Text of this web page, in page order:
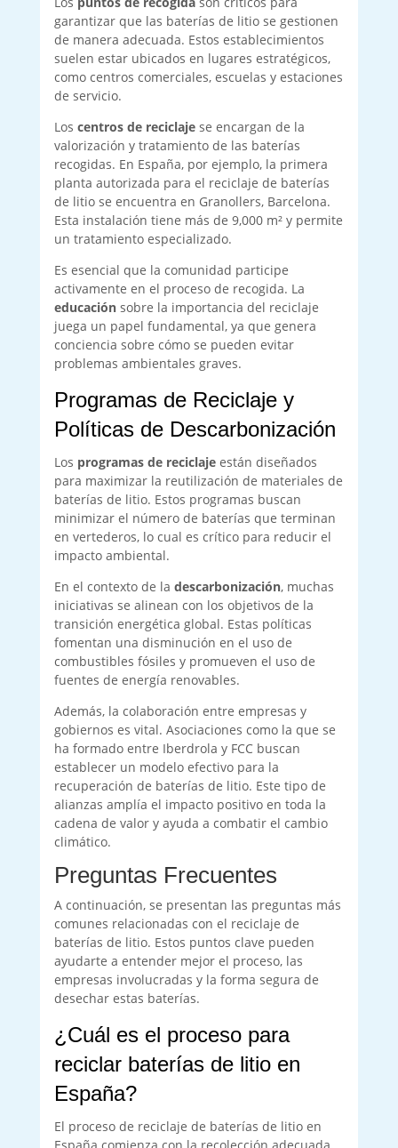
garantizar que las baterías de litio se gestionen
de manera adecuada. Estos establecimientos
suelen estar ubicados en lugares estratégicos,
como centros comerciales, escuelas y estaciones
de servicio.
Los centros de reciclajese encargan de la
valorización y tratamiento de las baterías
recogidas. En España, por ejemplo, la primera
planta autorizada para el reciclaje de baterías
de litio se encuentra en Granollers, Barcelona.
Esta instalación tiene más de 9,000 m² y permite
un tratamiento especializado.
Es esencial que la comunidad participe
activamente en el proceso de recogida. La
educaciónsobre la importancia del reciclaje
juega un papel fundamental, ya que genera
conciencia sobre cómo se pueden evitar
problemas ambientales graves.
Programas de Reciclaje y
Políticas de Descarbonización
Los programas de reciclajeestán diseñados
para maximizar la reutilización de materiales de
baterías de litio. Estos programas buscan
minimizar el número de baterías que terminan
en vertederos, lo cual es crítico para reducir el
impacto ambiental.
En el contexto de la descarbonización, muchas
iniciativas se alinean con los objetivos de la
transición energética global. Estas políticas
fomentan una disminución en el uso de
combustibles fósiles y promueven el uso de
fuentes de energía renovables.
Además, la colaboración entre empresas y
gobiernos es vital. Asociaciones como la que se
ha formado entre Iberdrola y FCC buscan
establecer un modelo efectivo para la
recuperación de baterías de litio. Este tipo de
alianzas amplía el impacto positivo en toda la
cadena de valor y ayuda a combatir el cambio
climático.
Preguntas Frecuentes
A continuación, se presentan las preguntas más
comunes relacionadas con el reciclaje de
baterías de litio. Estos puntos clave pueden
ayudarte a entender mejor el proceso, las
empresas involucradas y la forma segura de
desechar estas baterías.
¿Cuál es el proceso para
reciclar baterías de litio en
España?
El proceso de reciclaje de baterías de litio en